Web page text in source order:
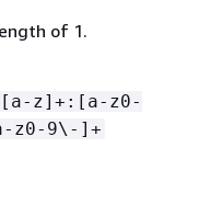
of 1.
z]+:[a-z0-
z0-9\-]+